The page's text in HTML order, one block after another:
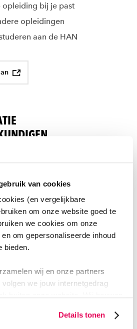
van cookies
(en vergelijkbare
om onze website goed te
we cookies om onze
om gepersonaliseerde inhoud
bieden.
wij en onze partners
we jouw internetgedrag
aan op jouw voorkeuren. Ook
Details tonen
opleiding bij je past
opleidingen
aan de HAN
met de
van YouTube. Om de inhoud